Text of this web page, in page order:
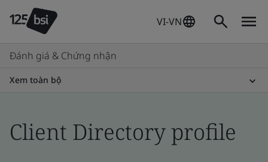
VI-VN
Đánh giá & Chứng nhận
Xem toàn bộ
Client Directory profile